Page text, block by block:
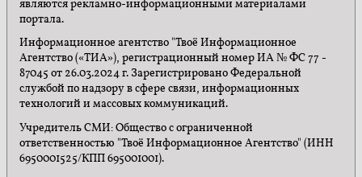
являются рекламно-информационными материалами
портала.
Информационное агентство "Твоё Информационное
Агентство («ТИА»), регистрационный номер ИА № ФС 77 -
87045 от 26.03.2024 г. Зарегистрировано Федеральной
службой по надзору в сфере связи, информационных
технологий и массовых коммуникаций.
Учредитель СМИ: Общество с ограниченной
ответственностью "Твоё Информационное Агентство" (ИНН
6950001525/КПП 695001001).